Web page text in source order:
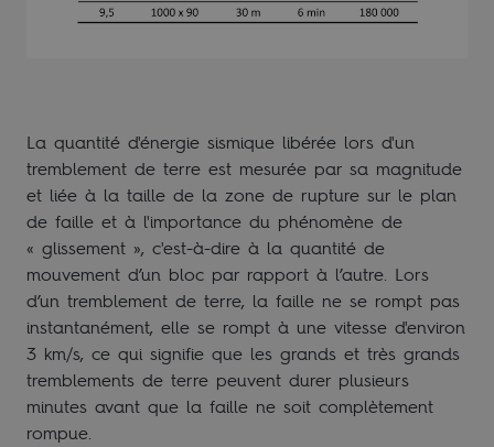
La quantité d'énergie sismique libérée lors d'un
tremblement de terre est mesurée par sa magnitude
et liée à la taille de la zone de rupture sur le plan
de faille et à l'importance du phénomène de
« glissement », c'est-à-dire à la quantité de
mouvement d’un bloc par rapport à l’autre. Lors
d’un tremblement de terre, la faille ne se rompt pas
instantanément, elle se rompt à une vitesse d'environ
3 km/s, ce qui signifie que les grands et très grands
tremblements de terre peuvent durer plusieurs
minutes avant que la faille ne soit complètement
rompue.